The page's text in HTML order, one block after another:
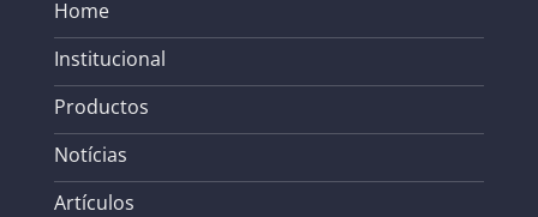
Home
Institucional
Productos
Notícias
Artículos